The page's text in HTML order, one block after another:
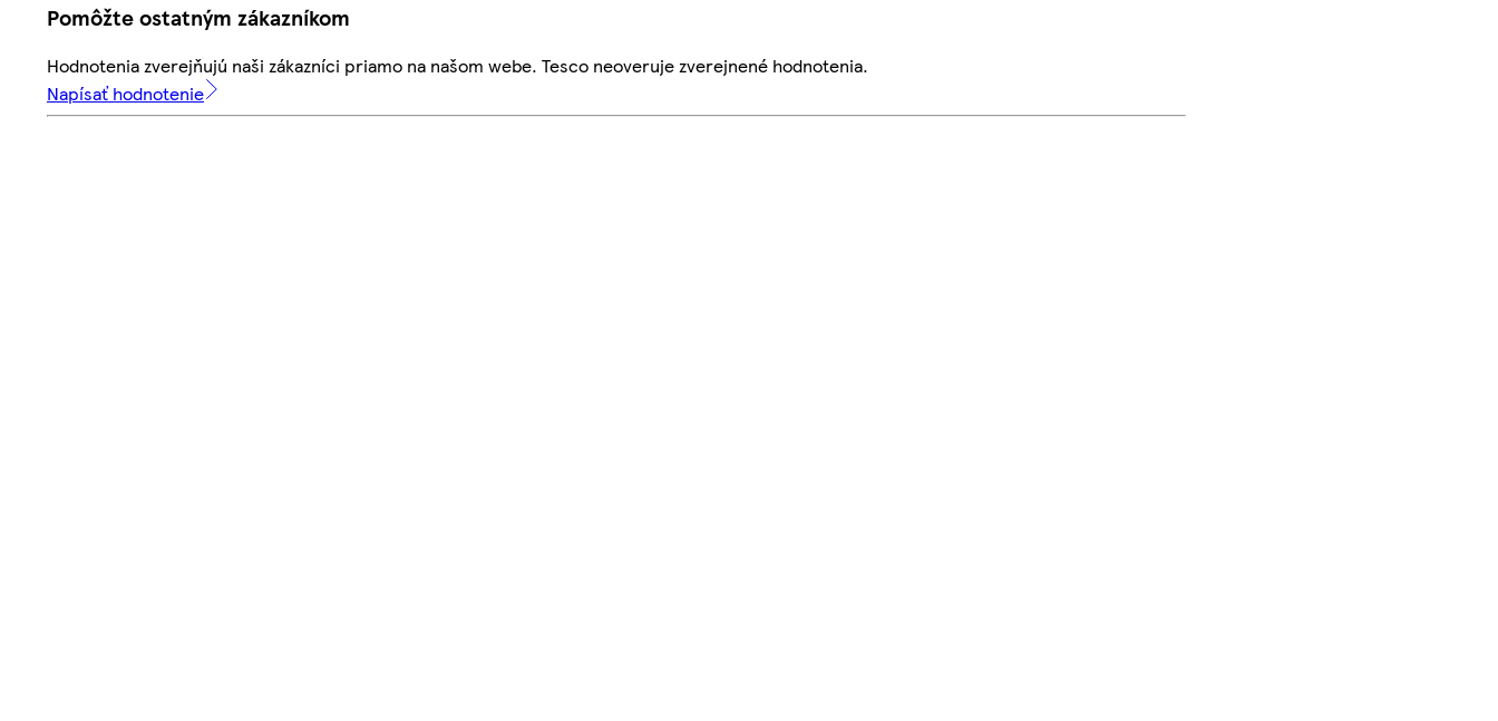
Pomôžte ostatným zákazníkom
Hodnotenia zverejňujú naši zákazníci priamo na našom webe. Tesco neoveruje zverejnené hodnotenia.
Napísať hodnotenie